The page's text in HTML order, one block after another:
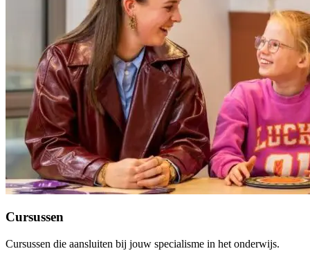
Cursussen
Cursussen die aansluiten bij jouw specialisme in het onderwijs.